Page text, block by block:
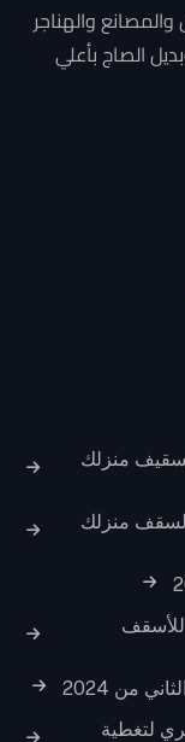
والمصانع والهناجر
الصاج بأعلي
منزلك
لسقف منزلك
للأسقف
من 2024
لتغطية